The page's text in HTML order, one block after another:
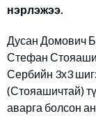
нэрлэжээ.
Дусан Домович
Стефан
Сербийн 3х3
(Стояашичтай)
аварга болсон